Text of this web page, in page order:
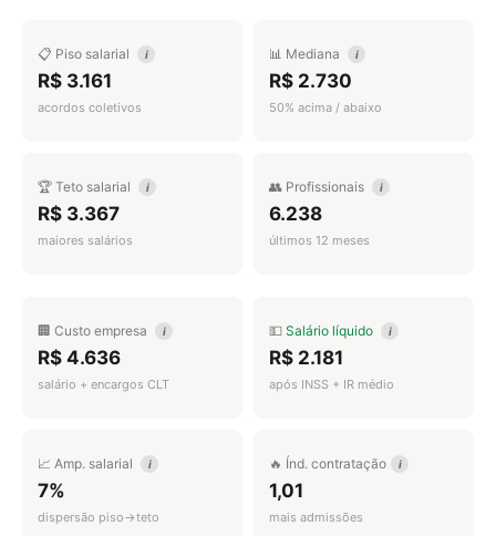
📋 Piso salarial i
R$ 3.161
acordos coletivos
📊 Mediana i
R$ 2.730
50% acima / abaixo
🏆 Teto salarial i
R$ 3.367
maiores salários
👥 Profissionais i
6.238
últimos 12 meses
🏢 Custo empresa i
R$ 4.636
salário + encargos CLT
💵 Salário líquido i
R$ 2.181
após INSS + IR médio
📈 Amp. salarial i
7%
dispersão piso→teto
🔥 Índ. contratação i
1,01
mais admissões